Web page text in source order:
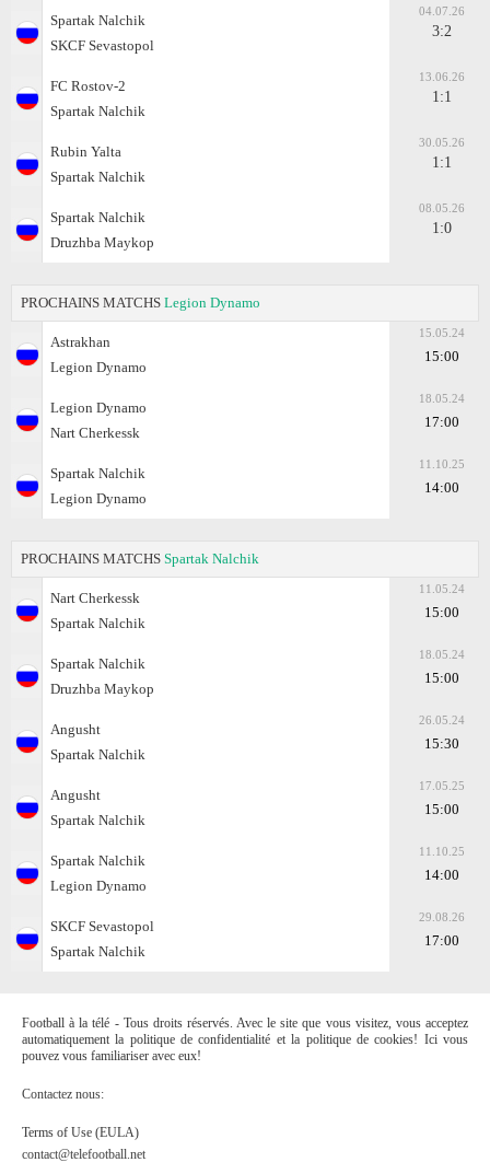
Spartak Nalchik
SKCF Sevastopol
04.07.26
3:2
FC Rostov-2
Spartak Nalchik
13.06.26
1:1
Rubin Yalta
Spartak Nalchik
30.05.26
1:1
Spartak Nalchik
Druzhba Maykop
08.05.26
1:0
PROCHAINS MATCHS Legion Dynamo
Astrakhan
Legion Dynamo
15.05.24
15:00
Legion Dynamo
Nart Cherkessk
18.05.24
17:00
Spartak Nalchik
Legion Dynamo
11.10.25
14:00
PROCHAINS MATCHS Spartak Nalchik
Nart Cherkessk
Spartak Nalchik
11.05.24
15:00
Spartak Nalchik
Druzhba Maykop
18.05.24
15:00
Angusht
Spartak Nalchik
26.05.24
15:30
Angusht
Spartak Nalchik
17.05.25
15:00
Spartak Nalchik
Legion Dynamo
11.10.25
14:00
SKCF Sevastopol
Spartak Nalchik
29.08.26
17:00
Football à la télé - Tous droits réservés. Avec le site que vous visitez, vous acceptez
automatiquement la politique de confidentialité et la politique de cookies! Ici vous
pouvez vous familiariser avec eux!
Contactez nous:
Terms of Use (EULA)
contact@telefootball.net